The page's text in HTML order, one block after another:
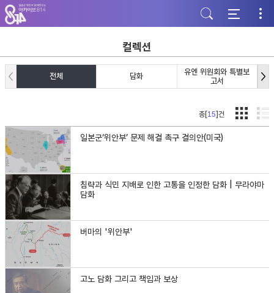
주
메
뉴
가
기
본
문
바
기
하
단
바
기
컬렉션
전체 담화
유엔 위원회와 특별보
고서
총[15]건
일본군‘위안부’ 문제 해결 촉구 결의안(미국)
침략과 식민 지배로 인한 고통을 인정한 담화 | 무라야마
담화
버마의 '위안부'
고노 담화 그리고 책임과 보상